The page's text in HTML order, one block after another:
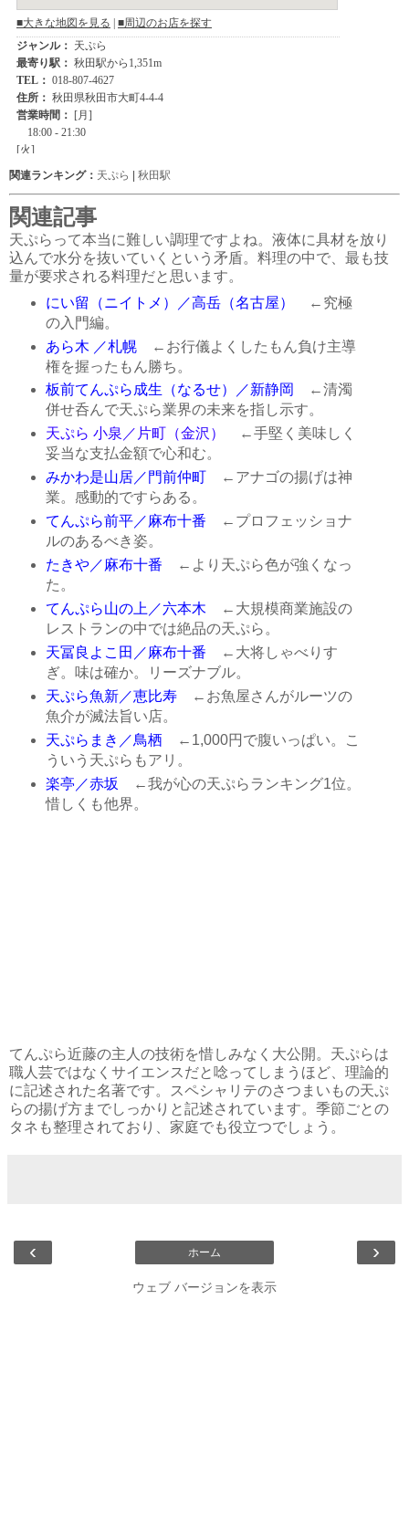
関連ランキング： 天ぷら | 秋田駅
関連記事
天ぷらって本当に難しい調理ですよね。液体に具材を放り
込んで水分を抜いていくという矛盾。料理の中で、最も技
量が要求される料理だと思います。
にい留（ニイトメ）／高岳（名古屋）
←究極
の入門編。
あら木 ／札幌←お行儀よくしたもん負け主導
権を握ったもん勝ち。
板前てんぷら成生（なるせ）／新静岡
←清濁
併せ呑んで天ぷら業界の未来を指し示す。
天ぷら 小泉／片町（金沢）
←手堅く美味しく
妥当な支払金額で心和む。
みかわ是山居／門前仲町←アナゴの揚げは神
業。感動的ですらある。
てんぷら前平／麻布十番 ←プロフェッショナ
ルのあるべき姿。
たきや／麻布十番 ←より天ぷら色が強くなっ
た。
てんぷら山の上／六本木 ←大規模商業施設の
レストランの中では絶品の天ぷら。
天冨良よこ田／麻布十番 ←大将しゃべりす
ぎ。味は確か。リーズナブル。
天ぷら魚新／恵比寿←お魚屋さんがルーツの
魚介が滅法旨い店。
天ぷらまき／鳥栖 ←1,000円で腹いっぱい。こ
ういう天ぷらもアリ。
楽亭／赤坂 ←我が心の天ぷらランキング1位。
惜しくも他界。
てんぷら近藤の主人の技術を惜しみなく大公開。天ぷらは
職人芸ではなくサイエンスだと唸ってしまうほど、理論的
に記述された名著です。スペシャリテのさつまいもの天ぷ
らの揚げ方までしっかりと記述されています。季節ごとの
タネも整理されており、家庭でも役立つでしょう。
‹ ›
ホーム
ウェブ バージョンを表示